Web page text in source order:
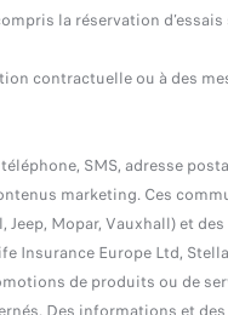
la réservation
contractuelle ou à des
SMS, adresse
marketing. Ces
Mopar, Vauxhall) et
Insurance Europe Ltd,
de produits ou de